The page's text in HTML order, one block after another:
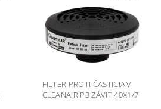
FILTER PROTI ČASTICIAM
CLEANAIR P3 ZÁVIT 40X1/7